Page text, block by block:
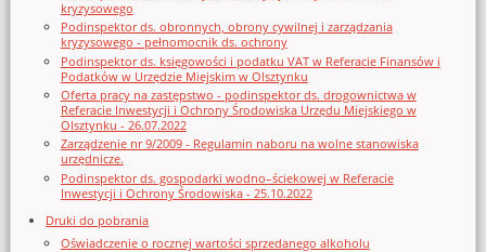
kryzysowego
Podinspektor ds. obronnych, obrony cywilnej i zarządzania
kryzysowego - pełnomocnik ds. ochrony
Podinspektor ds. księgowości i podatku VAT w Referacie Finansów i
Podatków w Urzędzie Miejskim w Olsztynku
Oferta pracy na zastępstwo - podinspektor ds. drogownictwa w
Referacie Inwestycji i Ochrony Środowiska Urzędu Miejskiego w
Olsztynku - 26.07.2022
Zarządzenie nr 9/2009 - Regulamin naboru na wolne stanowiska
urzędnicze.
Podinspektor ds. gospodarki wodno–ściekowej w Referacie
Inwestycji i Ochrony Środowiska - 25.10.2022
Druki do pobrania
Oświadczenie o rocznej wartości sprzedanego alkoholu